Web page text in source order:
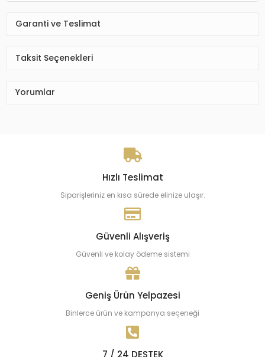
Garanti ve Teslimat
Taksit Seçenekleri
Yorumlar
Hızlı Teslimat
Siparişleriniz en kısa sürede elinize ulaşır.
Güvenli Alışveriş
Güvenli ve kolay ödeme sistemi
Geniş Ürün Yelpazesi
Binlerce ürün ve kampanya seçeneği
7 / 24 DESTEK